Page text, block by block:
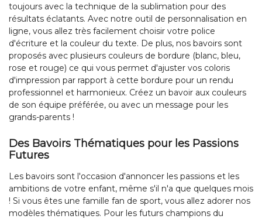
toujours avec la technique de la sublimation pour des
résultats éclatants. Avec notre outil de personnalisation en
ligne, vous allez très facilement choisir votre police
d'écriture et la couleur du texte. De plus, nos bavoirs sont
proposés avec plusieurs couleurs de bordure (blanc, bleu,
rose et rouge) ce qui vous permet d'ajuster vos coloris
d'impression par rapport à cette bordure pour un rendu
professionnel et harmonieux. Créez un bavoir aux couleurs
de son équipe préférée, ou avec un message pour les
grands-parents !
Des Bavoirs Thématiques pour les Passions
Futures
Les bavoirs sont l'occasion d'annoncer les passions et les
ambitions de votre enfant, même s'il n'a que quelques mois
! Si vous êtes une famille fan de sport, vous allez adorer nos
modèles thématiques. Pour les futurs champions du